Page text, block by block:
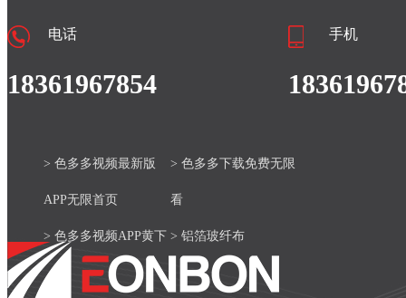
电话
18361967854
手机
> 色多多视频最新版
APP无限首页
> 色多多下载免费无限
看
> 色多多视频APP黄下
载安装官网
> 铝箔玻纤布
> 产品中心